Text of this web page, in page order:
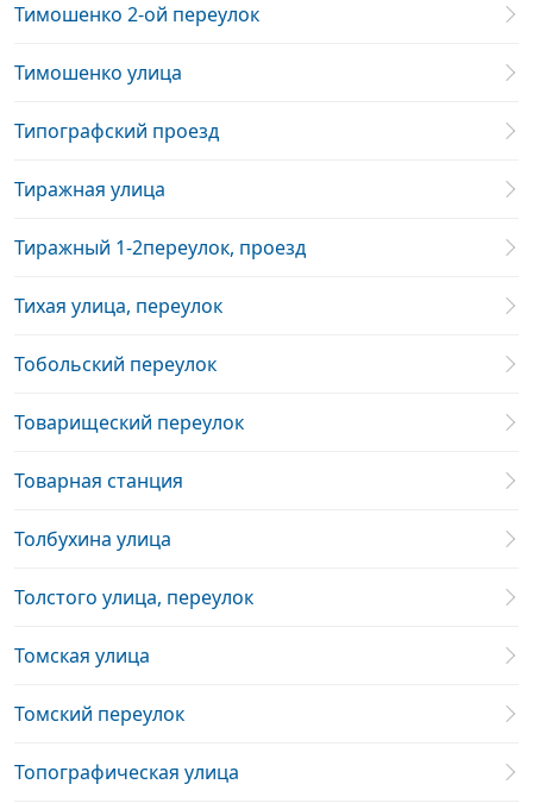
Тимошенко 2-ой переулок
Тимошенко улица
Типографский проезд
Тиражная улица
Тиражный 1-2переулок, проезд
Тихая улица, переулок
Тобольский переулок
Товарищеский переулок
Товарная станция
Толбухина улица
Толстого улица, переулок
Томская улица
Томский переулок
Топографическая улица